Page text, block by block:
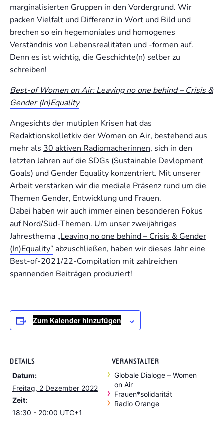
marginalisierten Gruppen in den Vordergrund. Wir
packen Vielfalt und Differenz in Wort und Bild und
brechen so ein hegemoniales und homogenes
Verständnis von Lebensrealitäten und -formen auf.
Denn es ist wichtig, die Geschichte(n) selber zu
schreiben!
Best-of Women on Air: Leaving no one behind – Crisis &
Gender (In)Equality
Angesichts der mutiplen Krisen hat das
Redaktionskolletkiv der Women on Air, bestehend aus
mehr als 30 aktiven Radiomacherinnen, sich in den
letzten Jahren auf die SDGs (Sustainable Devlopment
Goals) und Gender Equality konzentriert. Mit unserer
Arbeit verstärken wir die mediale Präsenz rund um die
Themen Gender, Entwicklung und Frauen.
Dabei haben wir auch immer einen besonderen Fokus
auf Nord/Süd-Themen. Um unser zweijähriges
Jahresthema „Leaving no one behind – Crisis & Gender
(In)Equality“ abzuschließen, haben wir dieses Jahr eine
Best-of-2021/22-Compilation mit zahlreichen
spannenden Beiträgen produziert!
Zum Kalender hinzufügen
DETAILS
Datum:
Freitag, 2 Dezember 2022
Zeit:
18:30 - 20:00 UTC+1
VERANSTALTER
Globale Dialoge – Women
on Air
Frauen*solidarität
Radio Orange